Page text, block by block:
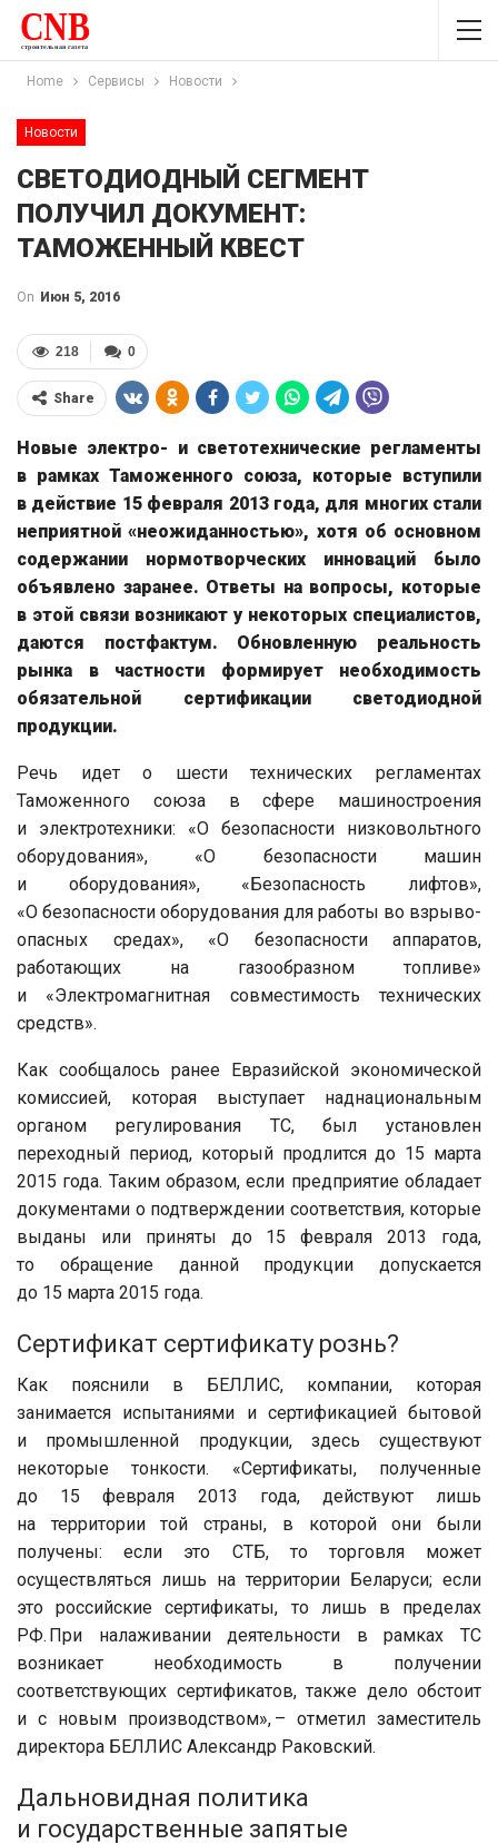
Home Сервисы Новости
Новости
СВЕТОДИОДНЫЙ СЕГМЕНТ
ПОЛУЧИЛ ДОКУМЕНТ:
ТАМОЖЕННЫЙ КВЕСТ
On Июн 5, 2016
0
218
Share
Новые электро- и светотехнические регламенты
в рамках Таможенного союза, которые вступили
в действие 15 февраля 2013 года, для многих стали
неприятной «неожиданностью», хотя об основном
содержании нормотворческих инноваций было
объявлено заранее. Ответы на вопросы, которые
в этой связи возникают у некоторых специалистов,
даются постфактум. Обновленную реальность
рынка в частности формирует необходимость
обязательной сертификации светодиодной
продукции.
Речь идет о шести технических регламентах
Таможенного союза в сфере машиностроения
и электротехники: «О безопасности низковольтного
оборудования», «О безопасности машин
и оборудования», «Безопасность лифтов»,
«О безопасности оборудования для работы во взрыво­
опасных средах», «О безопасности аппаратов,
работающих на газообразном топливе»
и «Электромагнитная совместимость технических
средств».
Как сообщалось ранее Евразийской экономической
комиссией, которая выступает наднациональным
органом регулирования ТС, был установлен
переходный период, который продлится до 15 марта
2015 года. Таким образом, если предприятие обладает
документами о подтверждении соответствия, которые
выданы или приняты до 15 февраля 2013 года,
то обращение данной продукции допускается
до 15 марта 2015 года.
Сертификат сертификату рознь?
Как пояснили в БЕЛЛИС, компании, которая
занимается испытаниями и сертификацией бытовой
и промышленной продукции, здесь существуют
некоторые тонкости. «Сертификаты, полученные
до 15 февраля 2013 года, действуют лишь
на территории той страны, в которой они были
получены: если это СТБ, то торговля может
осуществляться лишь на территории Беларуси; если
это российские сертификаты, то лишь в пределах
РФ. При налаживании деятельности в рамках ТС
возникает необходимость в получении
соответствующих сертификатов, также дело обстоит
и с новым производством», – отметил заместитель
директора БЕЛЛИС Александр Раковский.
Дальновидная политика
и государственные запятые